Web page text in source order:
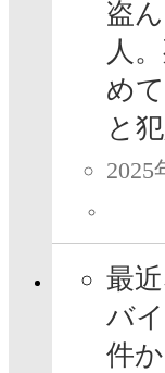
盗
人
め
と
2025
最
バ
件